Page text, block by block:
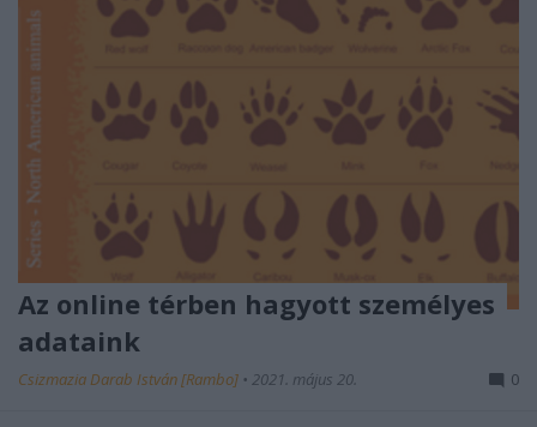
Az online térben hagyott személyes
adataink
Csizmazia Darab István [Rambo] • 2021. május 20. 0